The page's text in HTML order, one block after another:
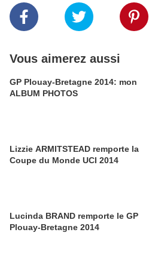
Vous aimerez aussi
GP Plouay-Bretagne 2014: mon
ALBUM PHOTOS
Lizzie ARMITSTEAD remporte la
Coupe du Monde UCI 2014
Lucinda BRAND remporte le GP
Plouay-Bretagne 2014